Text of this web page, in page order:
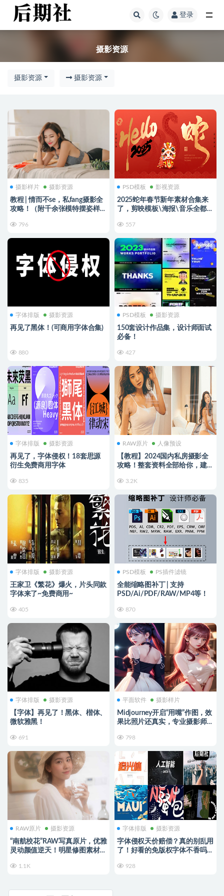
登录
摄影资源
摄影资源 摄影资源
摄影样片 摄影资源
教程 | 情而不se，私fang摄影全
攻略！（附千余张模特摆姿样
796
PSD模板 影视资源
2025蛇年春节新年素材合集来
了，剪映模板\海报\音乐全都
557
字体排版 摄影资源
再见了黑体！(可商用字体合集)
880
PSD模板 摄影资源
150套设计作品集，设计师面试
必备！
427
字体排版 摄影资源
再见了，字体侵权！18套思源
衍生免费商用字体
835
RAW原片 人像预设
【教程】2024国内私房摄影全
攻略！整套资料全部给你，建议
3.2K
字体排版 摄影资源
王家卫《繁花》爆火，片头同款
字体来了~免费商用~
405
PSD模板 PS插件滤镜
全能缩略图补丁 | 支持
PSD/Ai/PDF/RAW/MP4等！
870
字体排版 摄影资源
【字体】再见了！黑体、楷体、
微软雅黑！
691
平面软件 摄影样片
Midjourney开启“用嘴”作图，效
果比照片还真实，专业摄影师看
798
RAW原片 摄影资源
“南航校花”RAW写真原片，优雅
灵动颜值逆天！明星修图素材来
1.1K
字体排版 摄影资源
字体侵权天价赔偿？真的别乱用
了！好看的免版权字体不香吗？
928